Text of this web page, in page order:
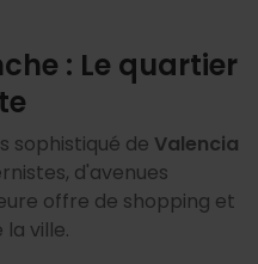
: Le quartier
sophistiqué de Valencia
d'avenues
offre de shopping et
ville.